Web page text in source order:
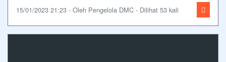
15/01/2023 21:23 - Oleh Pengelola DMC - Dilihat 53 kali